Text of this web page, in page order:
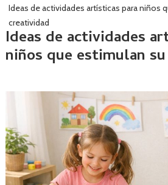
Ideas de actividades artísticas para niños
creatividad
Ideas de actividades
niños que estimulan